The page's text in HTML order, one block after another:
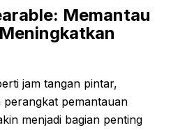
Memantau
jam tangan pintar,
pemantauan
menjadi bagian penting